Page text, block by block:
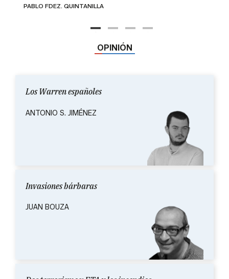
PABLO FDEZ. QUINTANILLA
OPINIÓN
Los Warren españoles
ANTONIO S. JIMÉNEZ
Invasiones bárbaras
JUAN BOUZA